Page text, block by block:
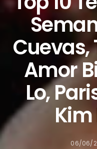
Cuevas,
Amor
Lo,
06/06/